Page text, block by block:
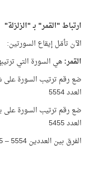
ارتباط "القمر" بـ "الزلزلة"
الآن تأمّل إيقاع السورتين:
القمر:هي السورة التي ترتيبها في
ضع رقم ترتيب السورة
العدد 5554
ضع رقم ترتيب السورة
العدد 5455
الفرق بين العددين 5554 – 5455 =